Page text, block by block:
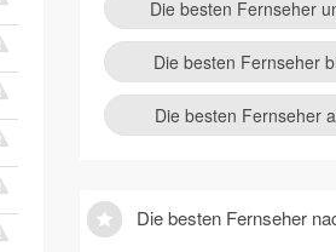
Die besten Fernseher
Die besten Fernseher
Die besten Fernseher
Die besten Fernseher